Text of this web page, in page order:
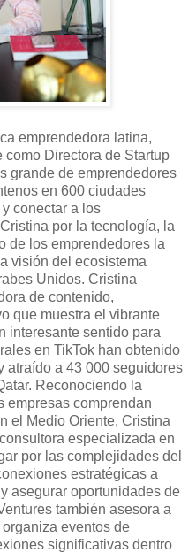
emprendedora latina,
Directora de Startup
grande de emprendedores
en 600 ciudades
conectar a los
por la tecnología, la
de los emprendedores la
visión del ecosistema
Unidos. Cristina
de contenido,
que muestra el vibrante
interesante sentido para
en TikTok han obtenido
atraído a 43 000 seguidores
Reconociendo la
empresas comprendan
el Medio Oriente, Cristina
especializada en
por las complejidades del
estratégicas a
asegurar oportunidades de
también asesora a
eventos de
significativas dentro